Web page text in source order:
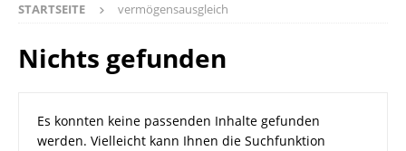
STARTSEITE vermögensausgleich
Nichts gefunden
Es konnten keine passenden Inhalte gefunden
werden. Vielleicht kann Ihnen die Suchfunktion